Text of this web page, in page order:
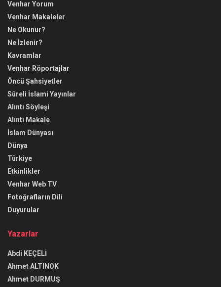
Venhar Yorum
Venhar Makaleler
Ne Okunur?
Ne İzlenir?
Kavramlar
Venhar Röportajlar
Öncü Şahsiyetler
Süreli İslami Yayınlar
Alıntı Söyleşi
Alıntı Makale
İslam Dünyası
Dünya
Türkiye
Etkinlikler
Venhar Web TV
Fotoğrafların Dili
Duyurular
Yazarlar
Abdi KEÇELİ
Ahmet ALTINOK
Ahmet DURMUŞ